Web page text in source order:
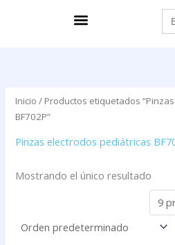
Menu
Inicio / Productos etiquetados
BF702P”
Pinzas electrodos pediátricas
Mostrando el único resultado